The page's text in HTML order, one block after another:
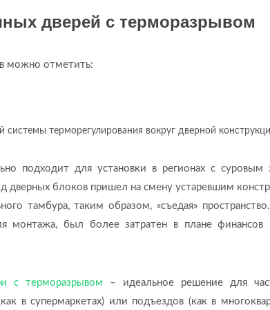
дверей с терморазрывом
можно отметить:
терморегулирования вокруг дверной
подходит для установки в регионах с суровым
блоков пришел на смену устаревшим
тамбура, таким образом, «съедая»
монтажа, был более затратен в плане
с терморазрывом – идеальное решение для
в супермаркетах) или подъездов (как в